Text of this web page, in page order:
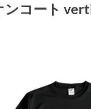
ンコート